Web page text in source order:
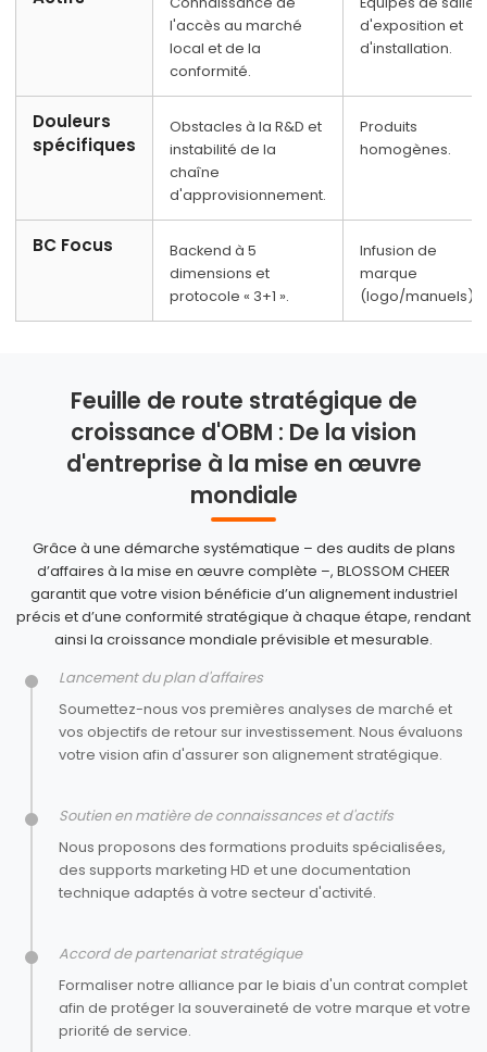
l'accès au marché
local et de la
conformité.
d'exposition et
d'installation.
Douleurs
spécifiques
Obstacles à la R&D et
instabilité de la
chaîne
d'approvisionnement.
Produits
homogènes.
BC Focus
Backend à 5
dimensions et
protocole « 3+1 ».
Infusion de
marque
(logo/manuels).
Feuille de route stratégique de
croissance d'OBM : De la vision
d'entreprise à la mise en œuvre
mondiale
Grâce à une démarche systématique – des audits de plans
d’affaires à la mise en œuvre complète –, BLOSSOM CHEER
garantit que votre vision bénéficie d’un alignement industriel
précis et d’une conformité stratégique à chaque étape, rendant
ainsi la croissance mondiale prévisible et mesurable.
Lancement du plan d'affaires
Soumettez-nous vos premières analyses de marché et
vos objectifs de retour sur investissement. Nous évaluons
votre vision afin d'assurer son alignement stratégique.
Soutien en matière de connaissances et d'actifs
Nous proposons des formations produits spécialisées,
des supports marketing HD et une documentation
technique adaptés à votre secteur d'activité.
Accord de partenariat stratégique
Formaliser notre alliance par le biais d'un contrat complet
afin de protéger la souveraineté de votre marque et votre
priorité de service.